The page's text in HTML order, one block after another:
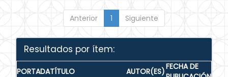
Anterior 1 Siguiente
Resultados por ítem:
PORTADATÍTULO AUTOR(ES)FECHA DE